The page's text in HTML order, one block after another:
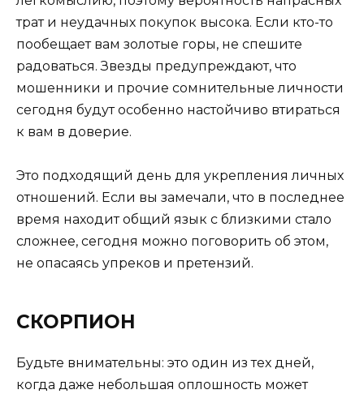
трат и неудачных покупок высока. Если кто-то
пообещает вам золотые горы, не спешите
радоваться. Звезды предупреждают, что
мошенники и прочие сомнительные личности
сегодня будут особенно настойчиво втираться
к вам в доверие.
Это подходящий день для укрепления личных
отношений. Если вы замечали, что в последнее
время находит общий язык с близкими стало
сложнее, сегодня можно поговорить об этом,
не опасаясь упреков и претензий.
СКОРПИОН
Будьте внимательны: это один из тех дней,
когда даже небольшая оплошность может